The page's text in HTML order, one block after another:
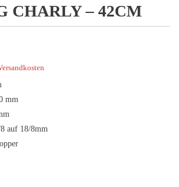
CHARLY – 42CM
mm
auf 18/8mm